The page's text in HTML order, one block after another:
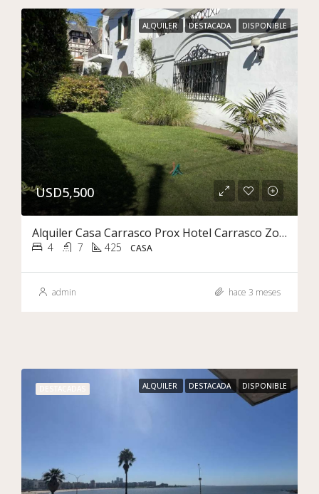
ALQUILER DESTACADA DISPONIBLE
USD5,500
Alquiler Casa Carrasco Prox Hotel Carrasco Zona Comercial O Vivienda Pu De Estilo
4 7 425 CASA
admin hace 3 meses
ALQUILER DESTACADA DISPONIBLE